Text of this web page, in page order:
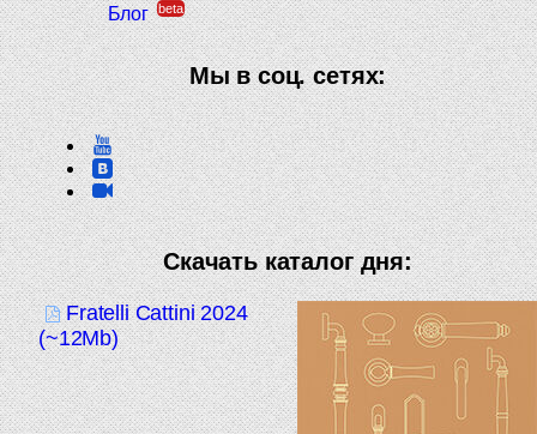
Блог beta
Мы в соц. сетях:
Скачать каталог дня:
Fratelli Cattini 2024
(~12Mb)